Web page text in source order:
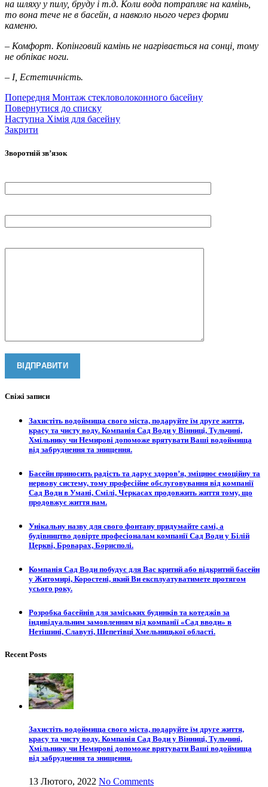
на шляху у пилу, бруду і т.д. Коли вода потрапляє на камінь,
то вона тече не в басейн, а навколо нього через форми
каменю.
– Комфорт. Копінговий камінь не нагрівається на сонці, тому
не обпікає ноги.
– І, Естетичність.
Попередня Монтаж стекловолоконного басейну
Повернутися до списку
Наступна Хімія для басейну
Закрити
Зворотній зв’язок
Свіжі записи
Захистіть водоймища свого міста, подаруйте їм друге життя,
красу та чисту воду. Компанія Сад Води у Вінниці, Тульчині,
Хмільнику чи Немирові допоможе врятувати Ваші водоймища
від забруднення та знищення.
Басейн приносить радість та дарує здоров’я, зміцнює емоційну та
нервову систему, тому професійне обслуговування від компанії
Сад Води в Умані, Смілі, Черкасах продовжить життя тому, що
продовжує життя нам.
Унікальну назву для свого фонтану придумайте самі, а
будівництво довірте професіоналам компанії Сад Води у Білій
Церкві, Броварах, Борисполі.
Компанія Сад Води побудує для Вас критий або відкритий басейн
у Житомирі, Коростені, який Ви експлуатуватимете протягом
усього року.
Розробка басейнів для заміських будинків та котеджів за
індивідуальним замовленням від компанії «Сад вводи» в
Нетішині, Славуті, Шепетівці Хмельницької області.
Recent Posts
Захистіть водоймища свого міста, подаруйте їм друге життя,
красу та чисту воду. Компанія Сад Води у Вінниці, Тульчині,
Хмільнику чи Немирові допоможе врятувати Ваші водоймища
від забруднення та знищення.
13 Лютого, 2022 No Comments